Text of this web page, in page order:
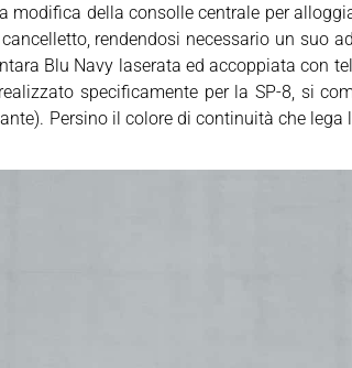
modifica della consolle centrale per
rendendosi necessario un
Blu Navy laserata ed accoppiata con
specificamente per la SP-8, si
Persino il colore di continuità che